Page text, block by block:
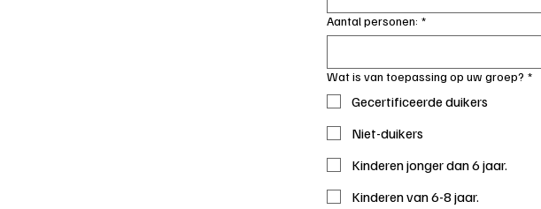
Aantal personen: *
Wat is van toepassing op uw groep? *
Gecertificeerde duikers
Niet-duikers
Kinderen jonger dan 6 jaar.
Kinderen van 6-8 jaar.